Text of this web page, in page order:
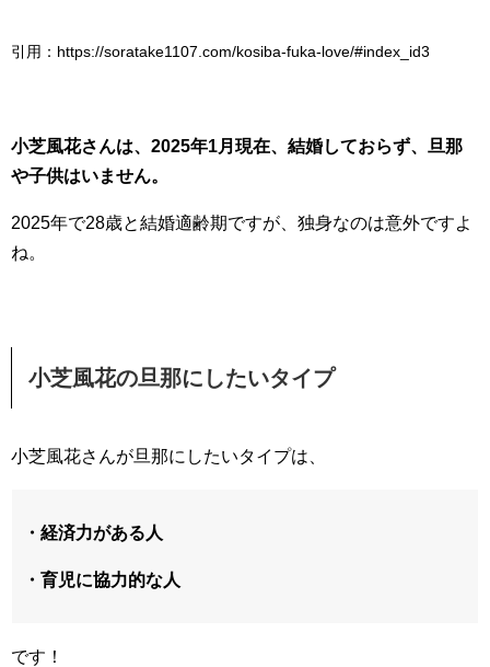
引用：https://soratake1107.com/kosiba-fuka-love/#index_id3
小芝風花さんは、2025年1月現在、結婚しておらず、旦那
や子供はいません。
2025年で28歳と結婚適齢期ですが、独身なのは意外ですよ
ね。
小芝風花の旦那にしたいタイプ
小芝風花さんが旦那にしたいタイプは、
・経済力がある人
・育児に協力的な人
です！